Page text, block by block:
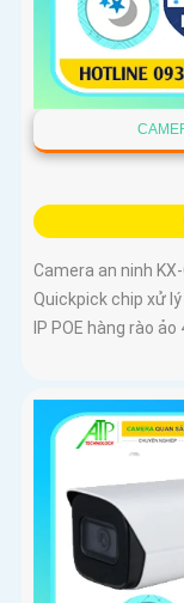
Camera an ninh
Quickpick chip xử
IP POE hàng rào